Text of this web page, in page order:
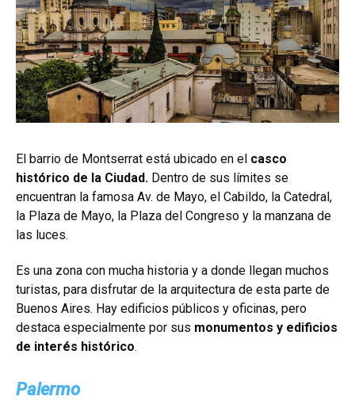
El barrio de Montserrat está ubicado en el casco
histórico de la Ciudad. Dentro de sus límites se
encuentran la famosa Av. de Mayo, el Cabildo, la Catedral,
la Plaza de Mayo, la Plaza del Congreso y la manzana de
las luces.
Es una zona con mucha historia y a donde llegan muchos
turistas, para disfrutar de la arquitectura de esta parte de
Buenos Aires. Hay edificios públicos y oficinas, pero
destaca especialmente por sus monumentos y edificios
de interés histórico.
Palermo